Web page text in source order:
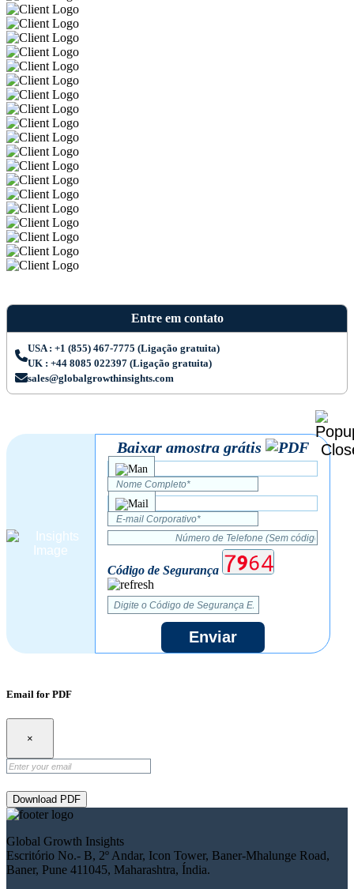
Entre em contato
USA : +1 (855) 467-7775 (Ligação gratuita)
UK : +44 8085 022397 (Ligação gratuita)
sales@globalgrowthinsights.com
Baixar amostra grátis
Código de Segurança
Enviar
Email for PDF
×
Download PDF
Global Growth Insights
Escritório No.- B, 2º Andar, Icon Tower, Baner-Mhalunge Road,
Baner, Pune 411045, Maharashtra, Índia.